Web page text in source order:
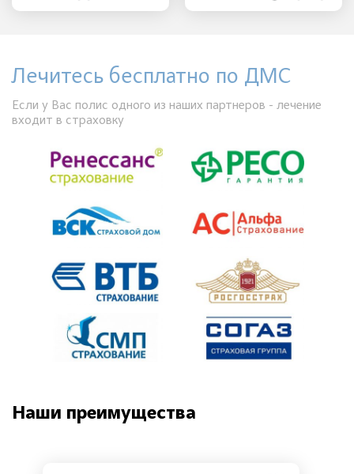
Лечитесь бесплатно по ДМС
Если у Вас полис одного из наших партнеров - лечение
входит в страховку
Наши преимущества